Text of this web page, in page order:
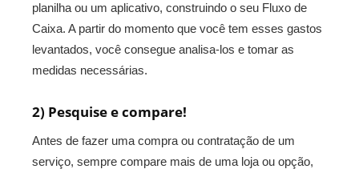
planilha ou um aplicativo, construindo o seu Fluxo de
Caixa. A partir do momento que você tem esses gastos
levantados, você consegue analisa-los e tomar as
medidas necessárias.
2) Pesquise e compare!
Antes de fazer uma compra ou contratação de um
serviço, sempre compare mais de uma loja ou opção,